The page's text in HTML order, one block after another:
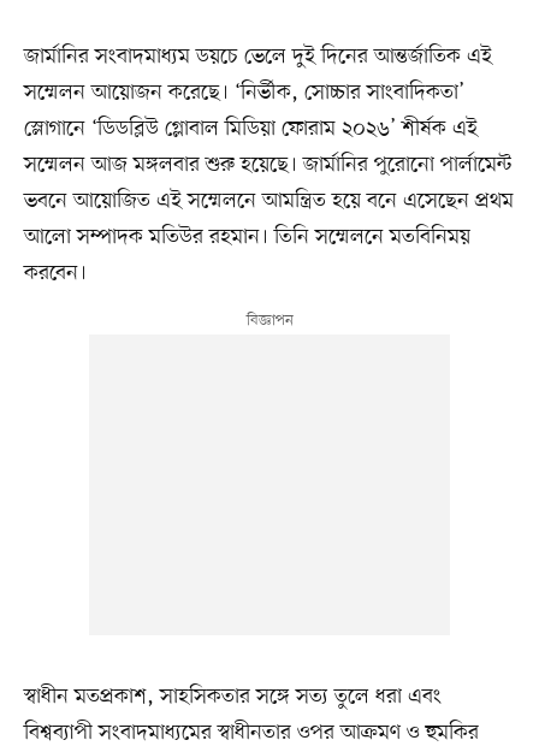
জার্মানির সংবাদমাধ্যম ডয়চে ভেলে দুই দিনের আন্তর্জাতিক এই
সম্মেলন আয়োজন করেছে। ‘নির্ভীক, সোচ্চার সাংবাদিকতা’
স্লোগানে ‘ডিডব্লিউ গ্লোবাল মিডিয়া ফোরাম ২০২৬’ শীর্ষক এই
সম্মেলন আজ মঙ্গলবার শুরু হয়েছে। জার্মানির পুরোনো পার্লামেন্ট
ভবনে আয়োজিত এই সম্মেলনে আমন্ত্রিত হয়ে বনে এসেছেন প্রথম
আলো সম্পাদক মতিউর রহমান। তিনি সম্মেলনে মতবিনিময়
করবেন।
স্বাধীন মতপ্রকাশ, সাহসিকতার সঙ্গে সত্য তুলে ধরা এবং
বিশ্বব্যাপী সংবাদমাধ্যমের স্বাধীনতার ওপর আক্রমণ ও হুমকির